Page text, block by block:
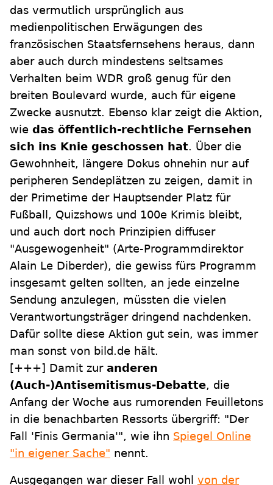
das vermutlich ursprünglich aus
medienpolitischen Erwägungen des
französischen Staatsfernsehens heraus, dann
aber auch durch mindestens seltsames
Verhalten beim WDR groß genug für den
breiten Boulevard wurde, auch für eigene
Zwecke ausnutzt. Ebenso klar zeigt die Aktion,
wie das öffentlich-rechtliche Fernsehen
sich ins Knie geschossen hat. Über die
Gewohnheit, längere Dokus ohnehin nur auf
peripheren Sendeplätzen zu zeigen, damit in
der Primetime der Hauptsender Platz für
Fußball, Quizshows und 100e Krimis bleibt,
und auch dort noch Prinzipien diffuser
"Ausgewogenheit" (Arte-Programmdirektor
Alain Le Diberder), die gewiss fürs Programm
insgesamt gelten sollten, an jede einzelne
Sendung anzulegen, müssten die vielen
Verantwortungsträger dringend nachdenken.
Dafür sollte diese Aktion gut sein, was immer
man sonst von bild.de hält.
[+++] Damit zur anderen
(Auch-)Antisemitismus-Debatte, die
Anfang der Woche aus rumorenden Feuilletons
in die benachbarten Ressorts übergriff: "Der
Fall 'Finis Germania'", wie ihn Spiegel Online
"in eigener Sache" nennt.
Ausgegangen war dieser Fall wohl von der